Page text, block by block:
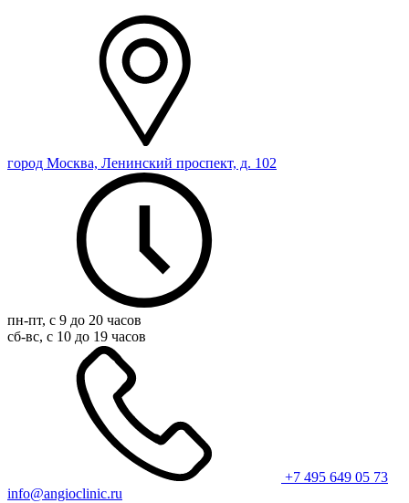
город Москва, Ленинский проспект, д. 102
пн-пт, с 9 до 20 часов
сб-вс, с 10 до 19 часов
+7 495 649 05 73
info@angioclinic.ru